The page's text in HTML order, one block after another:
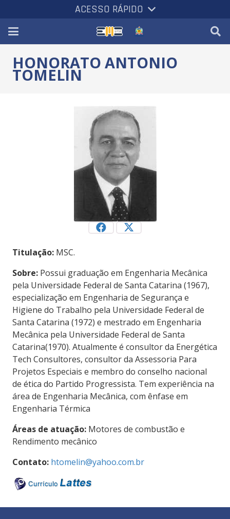
ACESSO RÁPIDO
HONORATO ANTONIO
TOMELIN
Titulação: MSC.
Sobre: Possui graduação em Engenharia Mecânica
pela Universidade Federal de Santa Catarina (1967),
especialização em Engenharia de Segurança e
Higiene do Trabalho pela Universidade Federal de
Santa Catarina (1972) e mestrado em Engenharia
Mecânica pela Universidade Federal de Santa
Catarina(1970). Atualmente é consultor da Energética
Tech Consultores, consultor da Assessoria Para
Projetos Especiais e membro do conselho nacional
de ética do Partido Progressista. Tem experiência na
área de Engenharia Mecânica, com ênfase em
Engenharia Térmica
Áreas de atuação: Motores de combustão e
Rendimento mecânico
Contato: htomelin@yahoo.com.br